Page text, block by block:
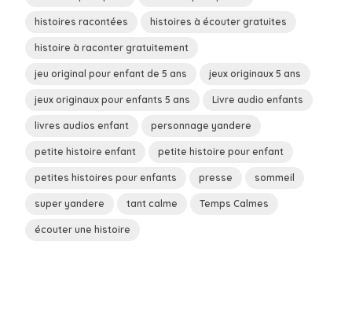
histoires racontées histoires à écouter gratuites
histoire à raconter gratuitement
jeu original pour enfant de 5 ans jeux originaux 5 ans
jeux originaux pour enfants 5 ans Livre audio enfants
livres audios enfant personnage yandere
petite histoire enfant petite histoire pour enfant
petites histoires pour enfants presse sommeil
super yandere tant calme Temps Calmes
écouter une histoire